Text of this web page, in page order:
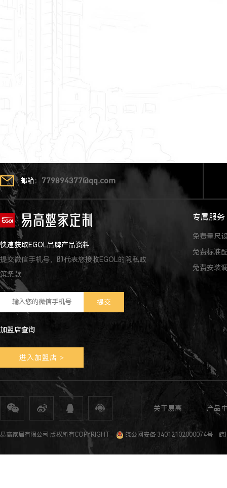
邮箱： 779894377@qq.com
快速获取EGOL品牌产品资料
提交微信手机号，即代表您接收EGOL的隐私政
策条款
加盟店查询
进入加盟店 >
专属服务
免费量尺
免费标准
免费安装
关于易高 产品
全屋定制 定制家具 整体家居 衣柜定制 橱柜定制 全屋定制加盟 全屋整装 全屋定制
易高家居有限公司 版权所有COPYRIGHT 皖公网安备 34012102000074号 皖